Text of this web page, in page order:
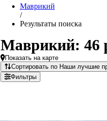
Маврикий
/
Результаты поиска
Маврикий: 46
Показать на карте
Сортировать по Наши лучшие
Фильтры